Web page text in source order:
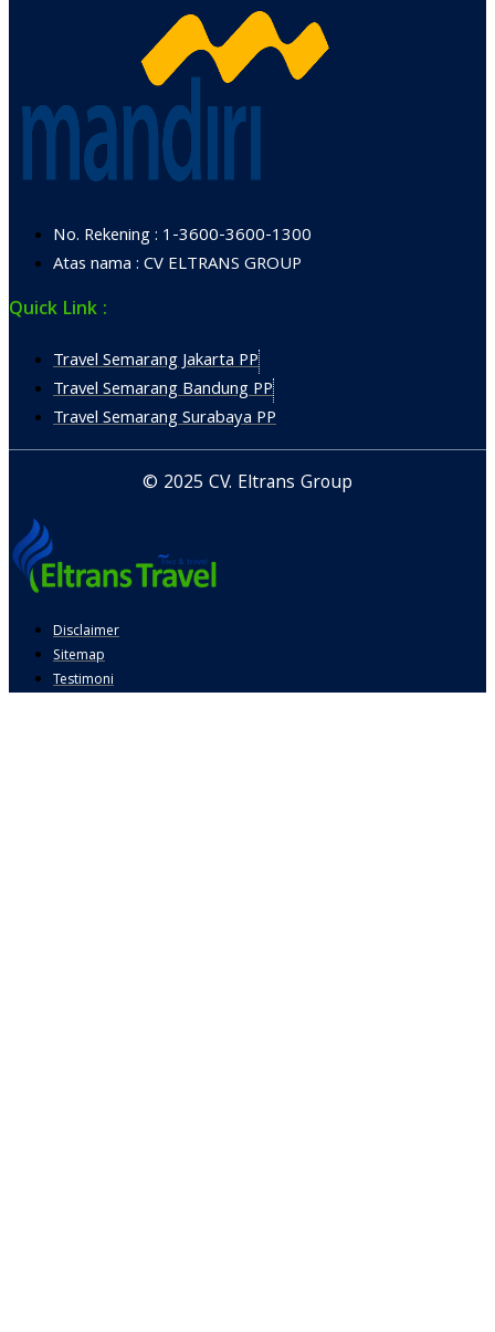
No. Rekening : 1-3600-3600-1300
Atas nama : CV ELTRANS GROUP
Quick Link :
Travel Semarang Jakarta PP
Travel Semarang Bandung PP
Travel Semarang Surabaya PP
© 2025 CV. Eltrans Group
Disclaimer
Sitemap
Testimoni